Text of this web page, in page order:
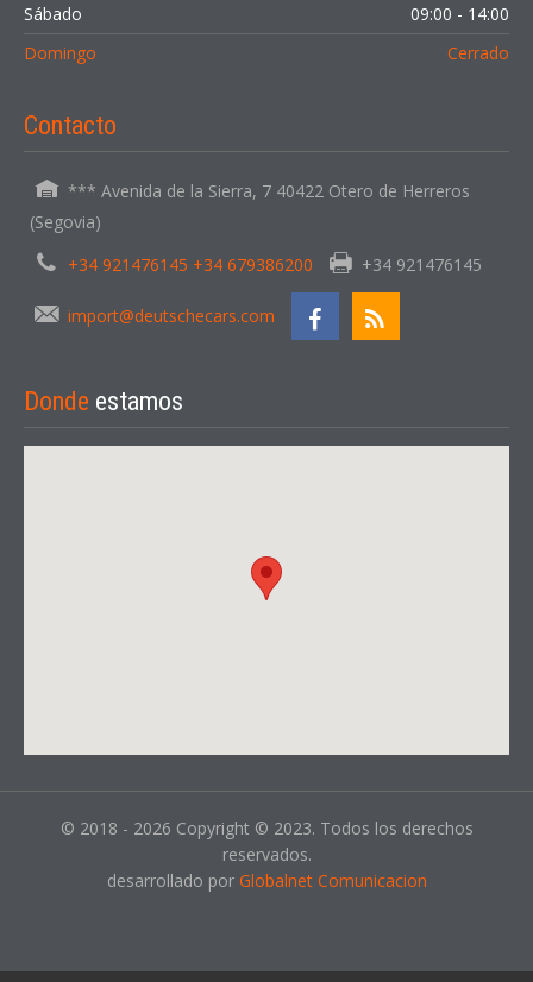
Sábado
09:00 - 14:00
Domingo
Cerrado
Contacto
*** Avenida de la Sierra, 7 40422 Otero de Herreros
(Segovia)
+34 921476145 +34 679386200
+34 921476145
import@deutschecars.com
Donde estamos
© 2018 - 2026 Copyright © 2023. Todos los derechos
reservados.
desarrollado por Globalnet Comunicacion